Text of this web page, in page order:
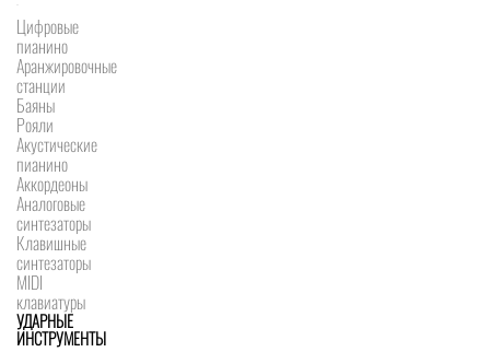
Цифровые
пианино
Аранжировочные
станции
Баяны
Рояли
Акустические
пианино
Аккордеоны
Аналоговые
синтезаторы
Клавишные
синтезаторы
MIDI
клавиатуры
УДАРНЫЕ
ИНСТРУМЕНТЫ